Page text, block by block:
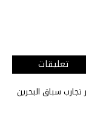
تعليقات
تجارب سباق البحرين